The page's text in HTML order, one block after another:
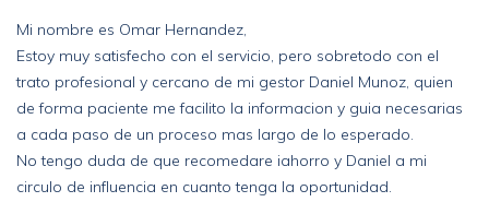
Mi nombre es Omar Hernandez,
Estoy muy satisfecho con el servicio, pero sobretodo con el
trato profesional y cercano de mi gestor Daniel Munoz, quien
de forma paciente me facilito la informacion y guia necesarias
a cada paso de un proceso mas largo de lo esperado.
No tengo duda de que recomedare iahorro y Daniel a mi
circulo de influencia en cuanto tenga la oportunidad.